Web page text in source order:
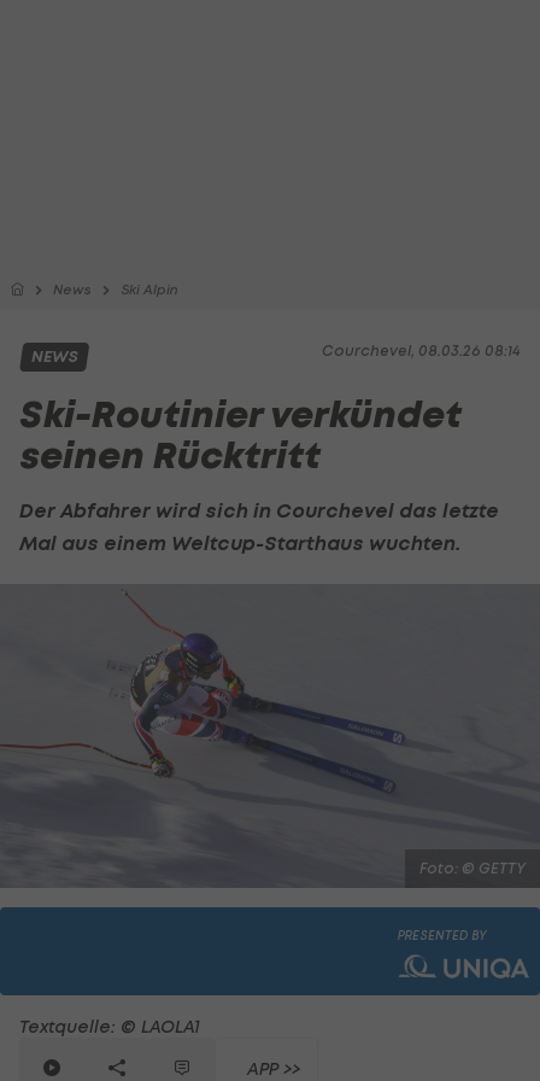
News Ski Alpin
Courchevel, 08.03.26 08:14
NEWS
Ski-Routinier verkündet
seinen Rücktritt
Der Abfahrer wird sich in Courchevel das letzte
Mal aus einem Weltcup-Starthaus wuchten.
Foto: © GETTY
PRESENTED BY
Textquelle: © LAOLA1
APP >>